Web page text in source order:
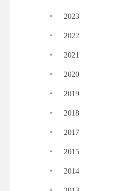
· 2023
· 2022
· 2021
· 2020
· 2019
· 2018
· 2017
· 2015
· 2014